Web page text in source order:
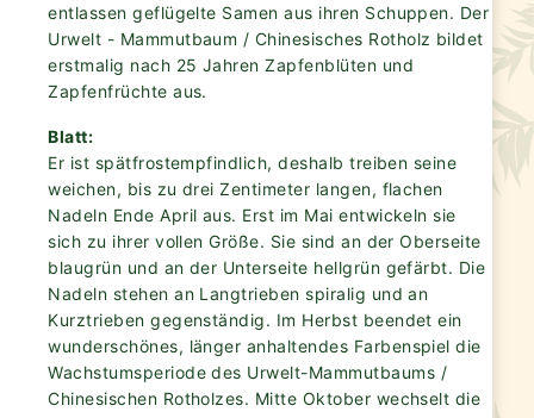
entlassen geflügelte Samen aus ihren Schuppen. Der
Urwelt - Mammutbaum / Chinesisches Rotholz bildet
erstmalig nach 25 Jahren Zapfenblüten und
Zapfenfrüchte aus.
Blatt:
Er ist spätfrostempfindlich, deshalb treiben seine
weichen, bis zu drei Zentimeter langen, flachen
Nadeln Ende April aus. Erst im Mai entwickeln sie
sich zu ihrer vollen Größe. Sie sind an der Oberseite
blaugrün und an der Unterseite hellgrün gefärbt. Die
Nadeln stehen an Langtrieben spiralig und an
Kurztrieben gegenständig. Im Herbst beendet ein
wunderschönes, länger anhaltendes Farbenspiel die
Wachstumsperiode des Urwelt-Mammutbaums /
Chinesischen Rotholzes. Mitte Oktober wechselt die